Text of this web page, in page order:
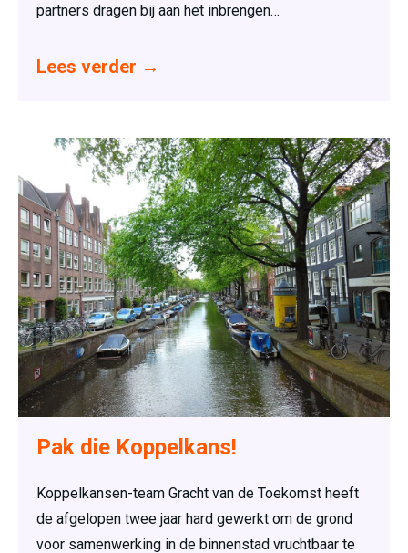
partners dragen bij aan het inbrengen…
Lees verder →
Pak die Koppelkans!
Koppelkansen-team Gracht van de Toekomst heeft
de afgelopen twee jaar hard gewerkt om de grond
voor samenwerking in de binnenstad vruchtbaar te